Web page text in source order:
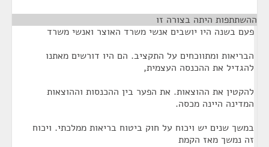
ההשתתפות היתה בצורה זו
פעם בשנה היו יושבים אנשי משרד האוצר ואנשי משרד
הבריאות ומתווכחים על התקציב. הם היו דורשים מאתנו
להגדיל את ההכנסה העצמית,
להקטין את ההוצאות. את הפער בין ההכנסות וההוצאות
המדינה היינה מכסה.
במשך שנים יש ויכוח על חוק ביטוח בריאות ממלכתי. ויכוח
זה נמשך מאז הקמת